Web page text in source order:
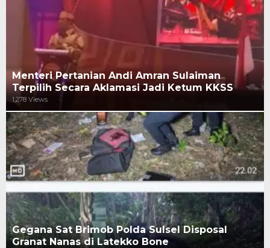
Menteri Pertanian Andi Amran Sulaiman
Terpilih Secara Aklamasi Jadi Ketum KKSS
1,278 Views
Gegana Sat Brimob Polda Sulsel Disposal
Granat Nanas di Latekko Bone